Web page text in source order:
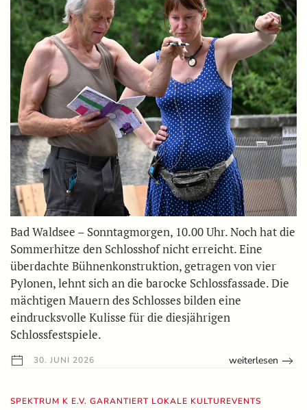
Bad Waldsee – Sonntagmorgen, 10.00 Uhr. Noch hat die
Sommerhitze den Schlosshof nicht erreicht. Eine
überdachte Bühnenkonstruktion, getragen von vier
Pylonen, lehnt sich an die barocke Schlossfassade. Die
mächtigen Mauern des Schlosses bilden eine
eindrucksvolle Kulisse für die diesjährigen
Schlossfestspiele.
30. JUNI 2026 weiterlesen
SPEKTRUM K E.V. GARANTIERT LOKALE KULTUREVENTS